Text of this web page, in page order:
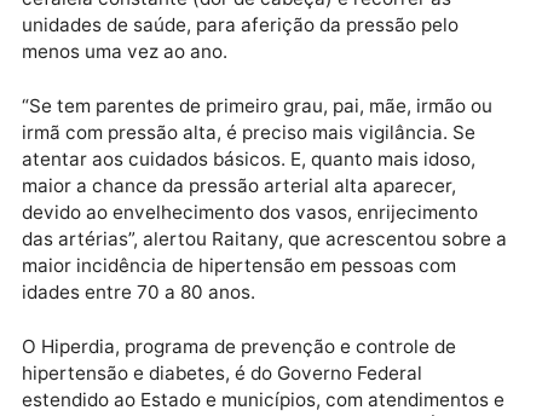
a 5% dos diagnósticos de hipertensão são
com outras causas, tratados e curados.
Segundo o cardiologista Raitany, apesar de qualquer
dor influenciar na aceleração dos batimentos
cardíacos, consequentemente no aumento da
sanguínea, os sintomas são geralmente silenciosos,
dificultando o diagnóstico imediato. Porém, a
população deve se atentar para a manifestação de
cefaleia constante (dor de cabeça) e recorrer às
menos uma vez ao ano.
“Se tem parentes de primeiro grau, pai, mãe, irmão